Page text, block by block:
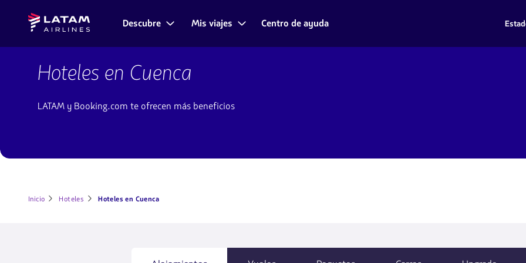
contenido
principal.
Navegación
secciones
usuario.
Latam
Airlines
Descubre Mis viajes Centro de ayuda
Hoteles en Cuenca
LATAM y Booking.com te ofrecen más beneficios
Inicio Hoteles Hoteles en Cuenca